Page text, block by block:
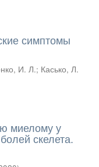
симптомы
И. Л.; Касько, Л.
миелому у
скелета.